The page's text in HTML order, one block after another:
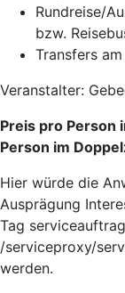
Rundreise/
bzw.
Transfers
Veranstalter:
Preis pro Person
Person im
Hier würde die
Ausprägung
Tag
/serviceproxy/
werden.